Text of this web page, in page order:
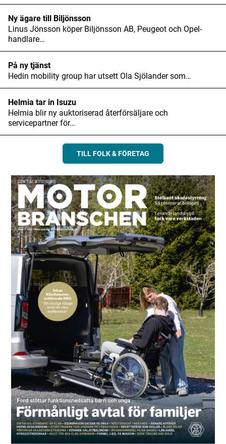
Ny ägare till Biljönsson
Linus Jönsson köper Biljönsson AB, Peugeot och Opel-
handlare…
På ny tjänst
Hedin mobility group har utsett Ola Sjölander som…
Helmia tar in Isuzu
Helmia blir ny auktoriserad återförsäljare och
servicepartner för…
TILL FOLK & FÖRETAG